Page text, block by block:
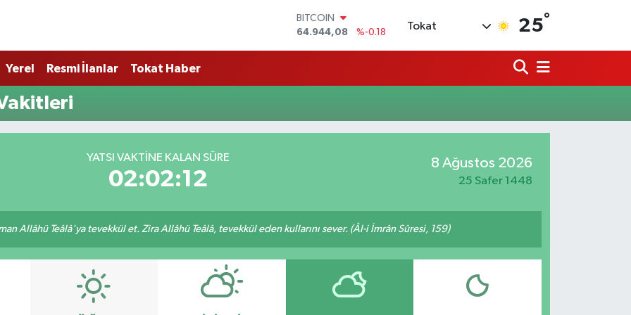
BITCOIN
64.944,08
%-0.18
55,2510
%0.32
GRAM ALTIN
Tokat 25°
Yerel Resmi İlanlar Tokat Haber
YATSI VAKTINE KALAN SÜRE
02:02:12
8 Ağustos 2026
25 Safer 1448
Allâhü Teâlâ'ya tevekkül et. Zira Allâhü Teâlâ, tevekkül eden kullarını sever. (Âl-i İmrân Sûresi, 159)